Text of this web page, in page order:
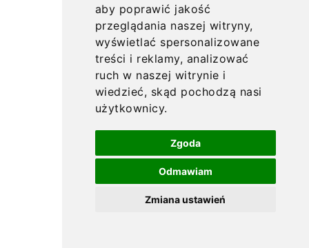
aby poprawić jakość
przeglądania naszej witryny,
wyświetlać spersonalizowane
treści i reklamy, analizować
ruch w naszej witrynie i
wiedzieć, skąd pochodzą nasi
użytkownicy.
Zgoda
Odmawiam
Zmiana ustawień